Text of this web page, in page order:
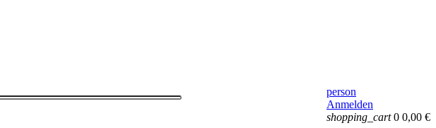
person
Anmelden
shopping_cart 0 0,00 €